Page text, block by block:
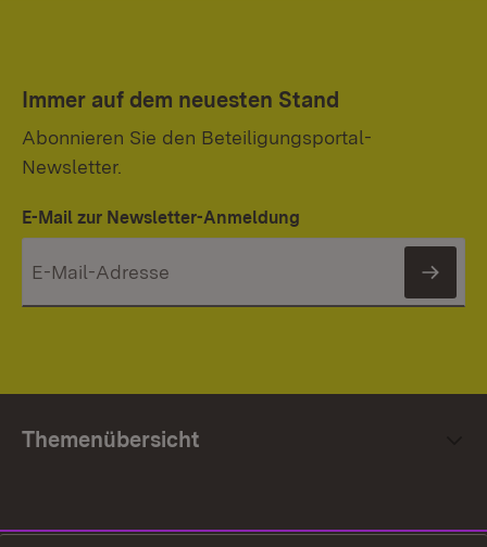
Immer auf dem neuesten Stand
Abonnieren Sie den Beteiligungsportal-
Newsletter.
E-Mail zur Newsletter-Anmeldung
Themenübersicht